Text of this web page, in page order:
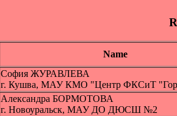
Name
София ЖУРАВЛЕВА
г. Кушва, МАУ КМО "Центр ФКСиТ
Александра БОРМОТОВА
г. Новоуральск, МАУ ДО ДЮСШ №2